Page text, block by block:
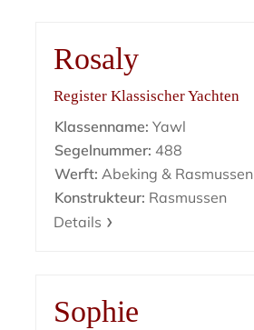
Rosaly
Register Klassischer Yachten
Klassenname: Yawl
Segelnummer: 488
Werft: Abeking & Rasmussen
Konstrukteur: Rasmussen
Details
Sophie